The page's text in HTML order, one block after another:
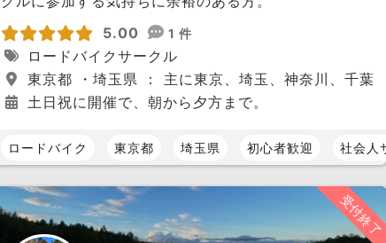
5.00
1 件
ロードバイクサークル
東京都 ・埼玉県 ： 主に東京、埼玉、神奈川、千葉
土日祝に開催で、朝から夕方まで。
ロードバイク 東京都 埼玉県 初心者歓迎 社会人
受付終了